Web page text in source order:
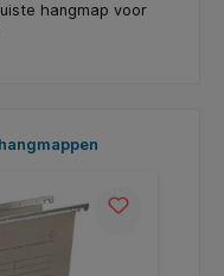
hangmap voor